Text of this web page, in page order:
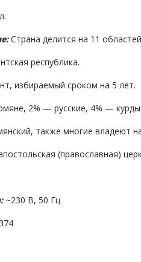
Страна делится на 11
республика.
избираемый сроком на 5 лет.
2% — русские, 4% — курды,
также многие владеют
(православная)
~230 В, 50 Гц